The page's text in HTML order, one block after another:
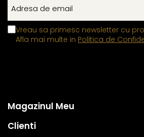
Vreau sa primesc newsletter cu
Afla mai multe in Politica de
Magazinul Meu
Clienti